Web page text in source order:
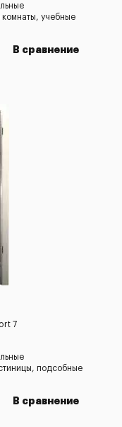
комнаты, учебные
В сравнение
7
подсобные
В сравнение